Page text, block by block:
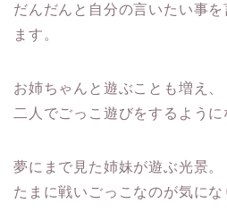
だんだんと自分の言いたい事
ます。
お姉ちゃんと遊ぶことも増え、
二人でごっこ遊びをするように
夢にまで見た姉妹が遊ぶ光景。
たまに戦いごっこなのが気にな